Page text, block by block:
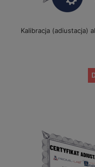
Kalibracja (adiustacja)